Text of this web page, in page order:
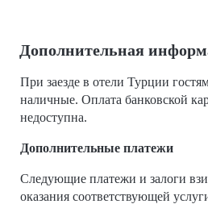
Дополнительная
При заезде в отели Турции гостям следует брать с собой
наличные. Оплата банковской
недоступна.
Дополнительные платежи
Следующие платежи и залоги
оказания соответствующей